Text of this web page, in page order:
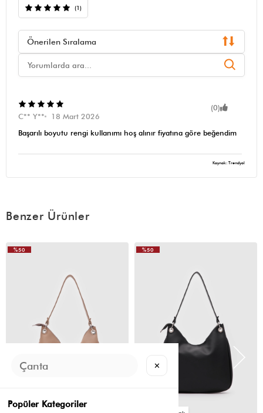
(1)
Önerilen Sıralama
(0)
C** Y**
18 Mart 2026
Başarılı boyutu rengi kullanımı hoş alınır fiyatına göre beğendim
Kaynak: Trendyol
Benzer Ürünler
%50
%50
✕
Popüler Kategoriler